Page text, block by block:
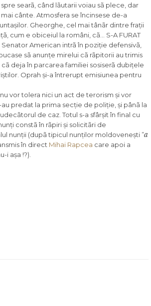
searã, când lãutarii voiau sã plece, dar
cânte. Atmosfera se încinsese de-a
Gheorghe, cel mai tânãr dintre frații
cum e obiceiul la români, cã… S-A FURAT
American intrã în poziție defensivã,
sã anunțe mirelui cã rãpitorii au trimis
deja în parcarea familiei sosiserã dubițele
Oprah și-a întrerupt emisiunea pentru
vor tolera nici un act de terorism și vor
predat la prima secție de poliție, și pânã la
de caz. Totul s-a sfârșit în final cu
constã în rãpiri și solicitãri de
nunții (dupã tipicul nunților moldovenești ”a
în direct Mihai Rapcea care apoi a
i așa !?).